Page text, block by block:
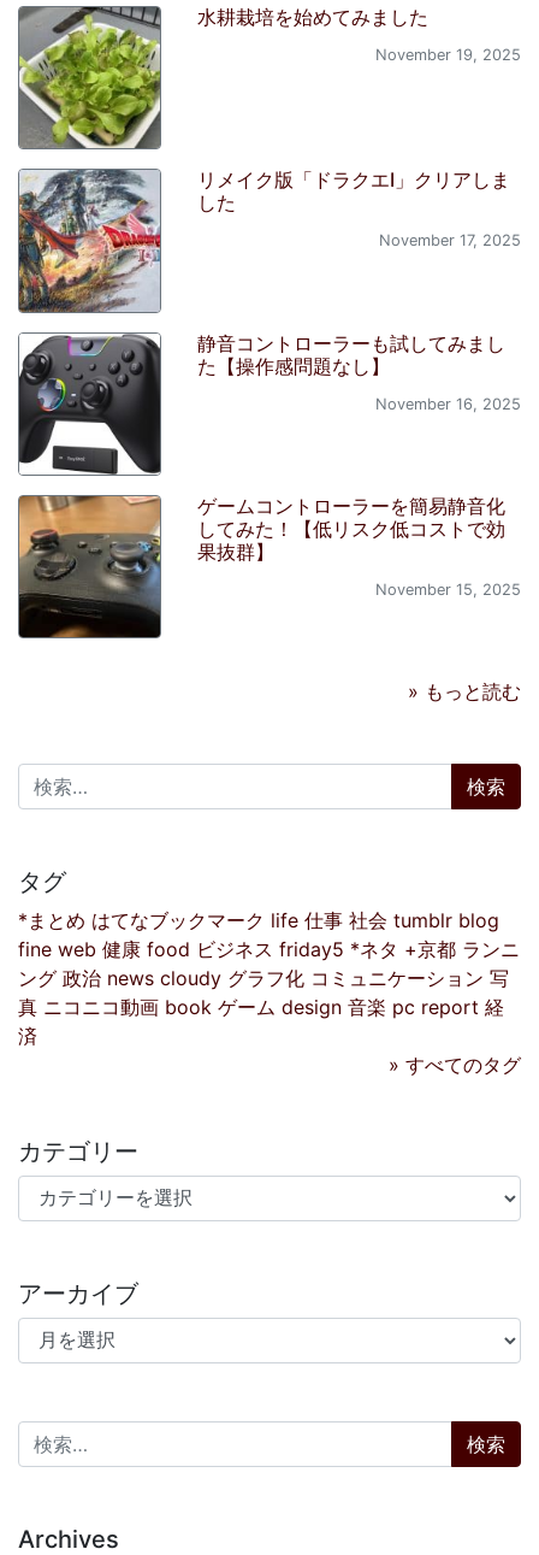
水耕栽培を始めてみました
November 19, 2025
リメイク版「ドラクエI」クリアしま
した
November 17, 2025
静音コントローラーも試してみまし
た【操作感問題なし】
November 16, 2025
ゲームコントローラーを簡易静音化
してみた！【低リスク低コストで効
果抜群】
November 15, 2025
» もっと読む
検索:
タグ
*まとめ はてなブックマーク life 仕事 社会 tumblr blog
fine web 健康 food ビジネス friday5 *ネタ +京都 ランニ
ング 政治 news cloudy グラフ化 コミュニケーション 写
真 ニコニコ動画 book ゲーム design 音楽 pc report 経
済
» すべてのタグ
カテゴリー
カテゴリー
アーカイブ
アーカイブ
検索:
Archives